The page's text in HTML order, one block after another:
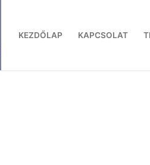
KEZDŐLAP KAPCSOLAT